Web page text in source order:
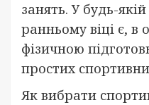
занять. У будь-
ранньому віці є, в
фізичною
простих
Як вибрати